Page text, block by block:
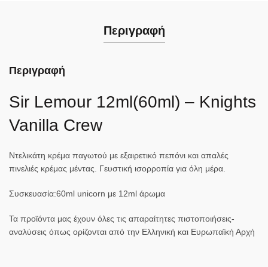
Περιγραφή
Περιγραφή
Sir Lemour 12ml(60ml) – Knights
Vanilla Crew
Ντελικάτη κρέμα παγωτού με εξαιρετικό πεπόνι και απαλές
πινελιές κρέμας μέντας. Γευστική ισορροπία για όλη μέρα.
Συσκευασία:60ml unicorn με 12ml άρωμα
Τα προϊόντα μας έχουν όλες τις απαραίτητες πιστοποιήσεις-
αναλύσεις όπως ορίζονται από την Ελληνική και Ευρωπαϊκή Αρχή